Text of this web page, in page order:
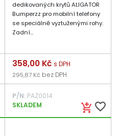
dedikovaných krytů ALIGATOR
Bumperzz pro mobilní telefony
se speciálně vyztuženými rohy.
Zadní...
add_shopping_cart favorite_border
Cena
358,00 Kč s DPH
295,87 Kč bez DPH
P/N:PAZ0014
SKLADEM